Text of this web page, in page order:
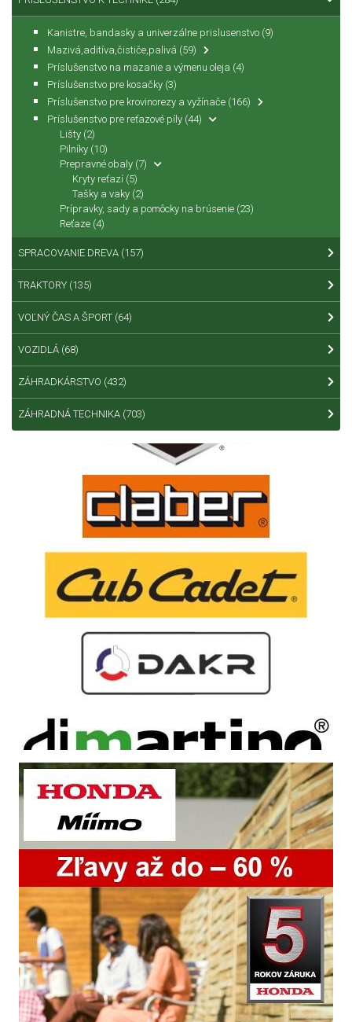
Kanistre, bandasky a univerzálne prislusenstvo (9)
Mazivá,aditíva,čističe,palivá (59)
Príslušenstvo na mazanie a výmenu oleja (4)
Príslušenstvo pre kosačky (3)
Príslušenstvo pre krovinorezy a vyžínače (166)
Príslušenstvo pre reťazové píly (44)
Lišty (2)
Pilníky (10)
Prepravné obaly (7)
Kryty reťazí (5)
Tašky a vaky (2)
Prípravky, sady a pomôcky na brúsenie (23)
Reťaze (4)
SPRACOVANIE DREVA (157)
TRAKTORY (135)
VOĽNÝ ČAS A ŠPORT (64)
VOZIDLÁ (68)
ZÁHRADKÁRSTVO (432)
ZÁHRADNÁ TECHNIKA (703)